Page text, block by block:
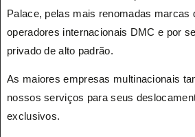
Palace, pelas mais renomadas marcas
operadores internacionais DMC e por
privado de alto padrão.
As maiores empresas multinacionais
nossos serviços para seus
exclusivos.